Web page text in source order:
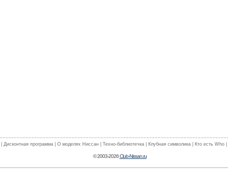
Дисконтная программа О моделях Ниссан Техно-библиотечка Клубная символика Кто есть Who
© 2003-2026Club-Nissan.ru